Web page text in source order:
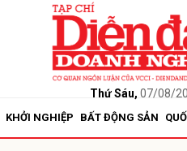
Thứ Sáu, 07/08/
KHỞI NGHIỆP BẤT ĐỘNG SẢN